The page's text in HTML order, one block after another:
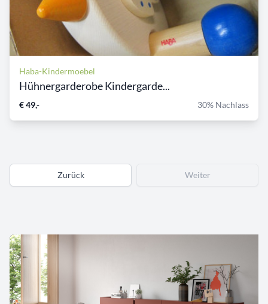
Haba-Kindermoebel
Hühnergarderobe Kindergarde...
€ 49,- 30% Nachlass
Zurück Weiter